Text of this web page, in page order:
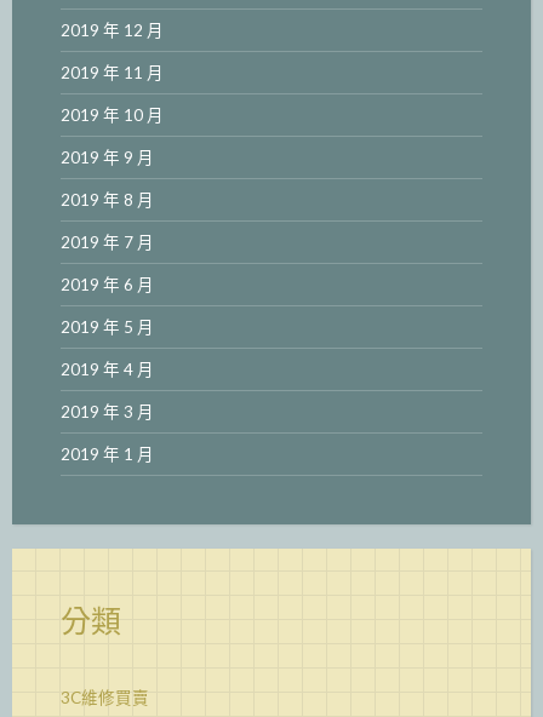
2019 年 12 月
2019 年 11 月
2019 年 10 月
2019 年 9 月
2019 年 8 月
2019 年 7 月
2019 年 6 月
2019 年 5 月
2019 年 4 月
2019 年 3 月
2019 年 1 月
分類
3C維修買賣